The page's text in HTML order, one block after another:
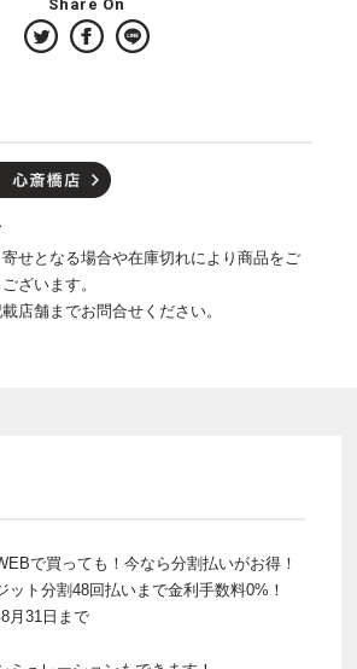
Share On
せとなる場合や在庫切れにより商品をご
ざいます。
店舗までお問合せください。
で買っても！今なら分割払いがお得！
ット分割48回払いまで金利手数料0%！
月31日まで